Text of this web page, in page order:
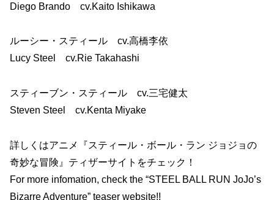
Diego Brando cv.Kaito Ishikawa
ルーシー・スティール cv.高橋李依
Lucy Steel cv.Rie Takahashi
スティーブン・スティール cv.三宅健太
Steven Steel cv.Kenta Miyake
詳しくはアニメ『スティール・ボール・ラン ジョジョの
奇妙な冒険』ティザーサイトをチェック！
For more infomation, check the “STEEL BALL RUN JoJo’s
Bizarre Adventure” teaser website!!